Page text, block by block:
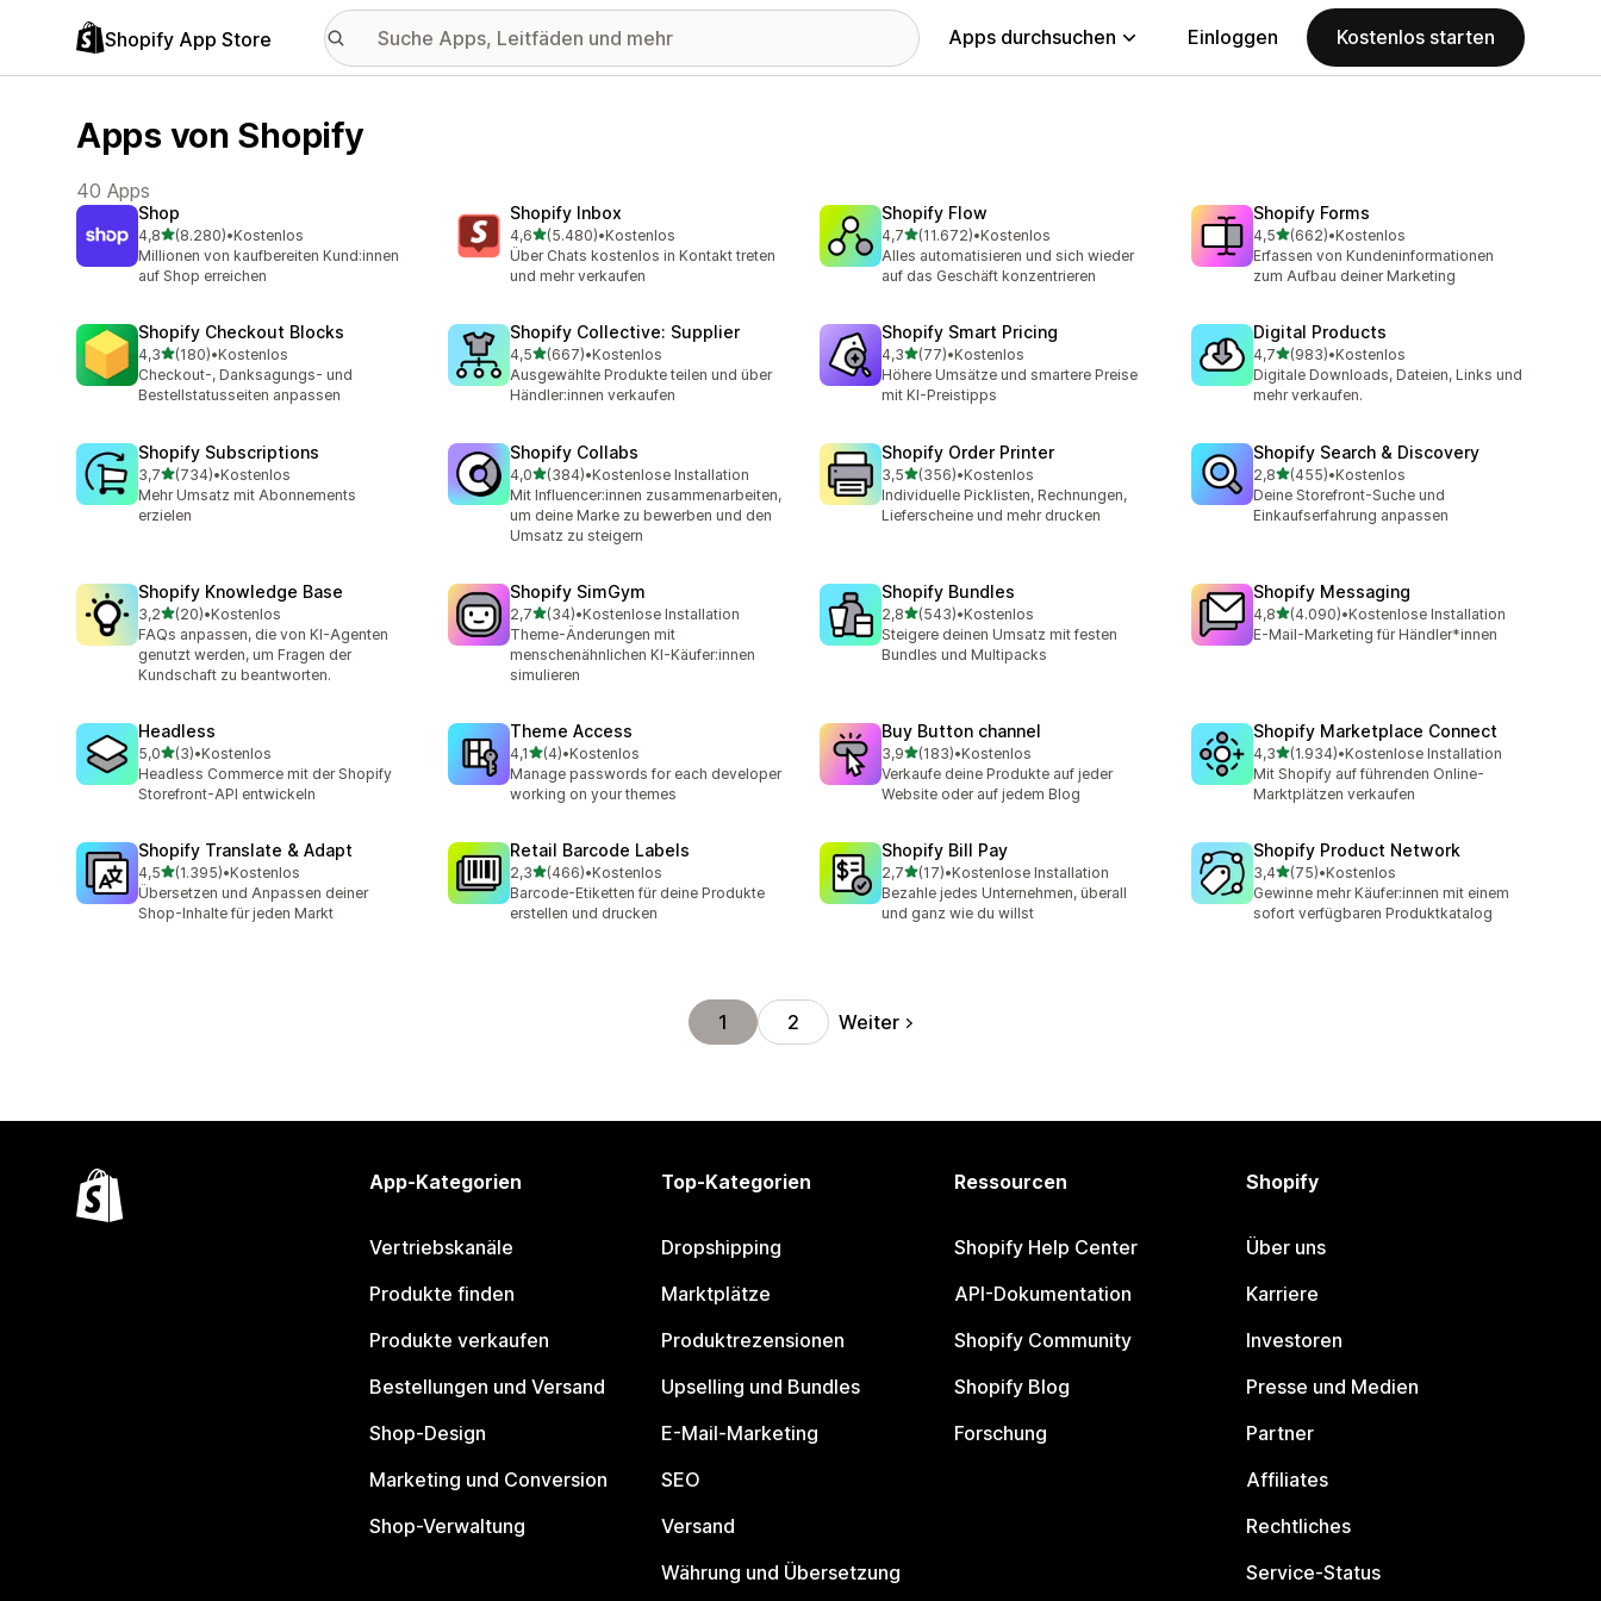
Shopify App Store Apps durchsuchen Einloggen Kostenlos starten
Apps von Shopify
40 Apps
Shop
4,8von 5 Sternen
(8.280)
8280 Rezensionen insgesamt
•Kostenlos
Millionen von kaufbereiten Kund:innen
auf Shop erreichen
Shopify Inbox
4,6von 5 Sternen
(5.480)
5480 Rezensionen insgesamt
•Kostenlos
Über Chats kostenlos in Kontakt treten
und mehr verkaufen
Shopify Flow
4,7von 5 Sternen
(11.672)
11672 Rezensionen insgesamt
•Kostenlos
Alles automatisieren und sich wieder
auf das Geschäft konzentrieren
Shopify Forms
4,5von 5 Sternen
(662)
662 Rezensionen insgesamt
•Kostenlos
Erfassen von Kundeninformationen
zum Aufbau deiner Marketing
Shopify Checkout Blocks
4,3von 5 Sternen
(180)
180 Rezensionen insgesamt
•Kostenlos
Checkout-, Danksagungs- und
Bestellstatusseiten anpassen
Shopify Collective: Supplier
4,5von 5 Sternen
(667)
667 Rezensionen insgesamt
•Kostenlos
Ausgewählte Produkte teilen und über
Händler:innen verkaufen
Shopify Smart Pricing
4,3von 5 Sternen
(77)
77 Rezensionen insgesamt
•Kostenlos
Höhere Umsätze und smartere Preise
mit KI-Preistipps
Digital Products
4,7von 5 Sternen
(983)
983 Rezensionen insgesamt
•Kostenlos
Digitale Downloads, Dateien, Links und
mehr verkaufen.
Shopify Subscriptions
3,7von 5 Sternen
(734)
734 Rezensionen insgesamt
•Kostenlos
Mehr Umsatz mit Abonnements
erzielen
Shopify Collabs
4,0von 5 Sternen
(384)
384 Rezensionen insgesamt
•Kostenlose Installation
Mit Influencer:innen zusammenarbeiten,
um deine Marke zu bewerben und den
Umsatz zu steigern
Shopify Order Printer
3,5von 5 Sternen
(356)
356 Rezensionen insgesamt
•Kostenlos
Individuelle Picklisten, Rechnungen,
Lieferscheine und mehr drucken
Shopify Search & Discovery
2,8von 5 Sternen
(455)
455 Rezensionen insgesamt
•Kostenlos
Deine Storefront-Suche und
Einkaufserfahrung anpassen
Shopify Knowledge Base
3,2von 5 Sternen
(20)
20 Rezensionen insgesamt
•Kostenlos
FAQs anpassen, die von KI-Agenten
genutzt werden, um Fragen der
Kundschaft zu beantworten.
Shopify SimGym
2,7von 5 Sternen
(34)
34 Rezensionen insgesamt
•Kostenlose Installation
Theme-Änderungen mit
menschenähnlichen KI-Käufer:innen
simulieren
Shopify Bundles
2,8von 5 Sternen
(543)
543 Rezensionen insgesamt
•Kostenlos
Steigere deinen Umsatz mit festen
Bundles und Multipacks
Shopify Messaging
4,8von 5 Sternen
(4.090)
4090 Rezensionen insgesamt
•Kostenlose Installation
E-Mail-Marketing für Händler*innen
Headless
5,0von 5 Sternen
(3)
3 Rezensionen insgesamt
•Kostenlos
Headless Commerce mit der Shopify
Storefront-API entwickeln
Theme Access
4,1von 5 Sternen
(4)
4 Rezensionen insgesamt
•Kostenlos
Manage passwords for each developer
working on your themes
Buy Button channel
3,9von 5 Sternen
(183)
183 Rezensionen insgesamt
•Kostenlos
Verkaufe deine Produkte auf jeder
Website oder auf jedem Blog
Shopify Marketplace Connect
4,3von 5 Sternen
(1.934)
1934 Rezensionen insgesamt
•Kostenlose Installation
Mit Shopify auf führenden Online-
Marktplätzen verkaufen
Shopify Translate & Adapt
4,5von 5 Sternen
(1.395)
1395 Rezensionen insgesamt
•Kostenlos
Übersetzen und Anpassen deiner
Shop-Inhalte für jeden Markt
Retail Barcode Labels
2,3von 5 Sternen
(466)
466 Rezensionen insgesamt
•Kostenlos
Barcode-Etiketten für deine Produkte
erstellen und drucken
Shopify Bill Pay
2,7von 5 Sternen
(17)
17 Rezensionen insgesamt
•Kostenlose Installation
Bezahle jedes Unternehmen, überall
und ganz wie du willst
Shopify Product Network
3,4von 5 Sternen
(75)
75 Rezensionen insgesamt
•Kostenlos
Gewinne mehr Käufer:innen mit einem
sofort verfügbaren Produktkatalog
1 2 Weiter
App-Kategorien
Vertriebskanäle
Produkte finden
Produkte verkaufen
Bestellungen und Versand
Shop-Design
Marketing und Conversion
Shop-Verwaltung
Top-Kategorien
Dropshipping
Marktplätze
Produktrezensionen
Upselling und Bundles
E-Mail-Marketing
SEO
Versand
Währung und Übersetzung
Ressourcen
Shopify Help Center
API-Dokumentation
Shopify Community
Shopify Blog
Forschung
Shopify
Über uns
Karriere
Investoren
Presse und Medien
Partner
Affiliates
Rechtliches
Service-Status